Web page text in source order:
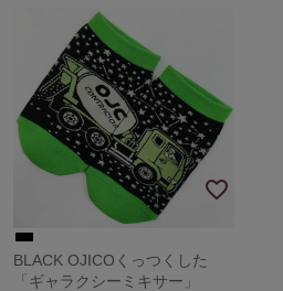
BLACK OJICOくっつくした
「ギャラクシーミキサー」